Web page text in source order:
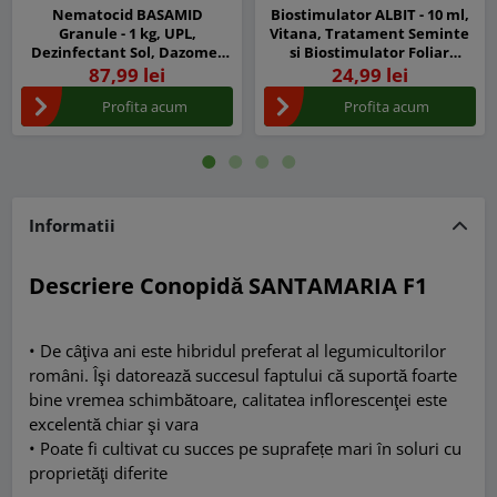
Nematocid BASAMID
Granule - 1 kg, UPL,
Dezinfectant Sol, Dazomet
97%, combate Coropisnita,
Fuzarioza, Mana de sol
87,99 lei
Profita acum
Biostimulator ALBIT - 10 ml,
Vitana, Tratament Seminte
si Biostimulator Foliar
Concentrat
24,99 lei
Profita acum
Informatii
Descriere Conopidă SANTAMARIA F1
• De câţiva ani este hibridul preferat al legumicultorilor
români. Îşi datorează succesul faptului că suportă foarte
bine vremea schimbătoare, calitatea inflorescenţei este
excelentă chiar şi vara
• Poate fi cultivat cu succes pe suprafețe mari în soluri cu
proprietăţi diferite